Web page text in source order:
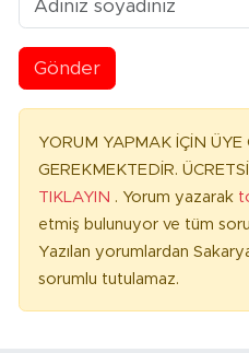
Gönder
YORUM YAPMAK İÇİN
GEREKMEKTEDİR.
TIKLAYIN . Yorum yazarak
etmiş bulunuyor ve tüm
Yazılan yorumlardan
sorumlu tutulamaz.